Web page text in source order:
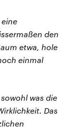
den
etwa, hole
einmal
was die
Das